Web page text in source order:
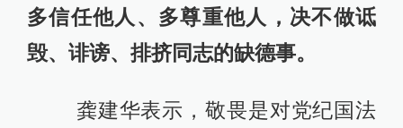
多信任他人、多尊重他人，决不做诋
毁、诽谤、排挤同志的缺德事。
龚建华表示，敬畏是对党纪国法